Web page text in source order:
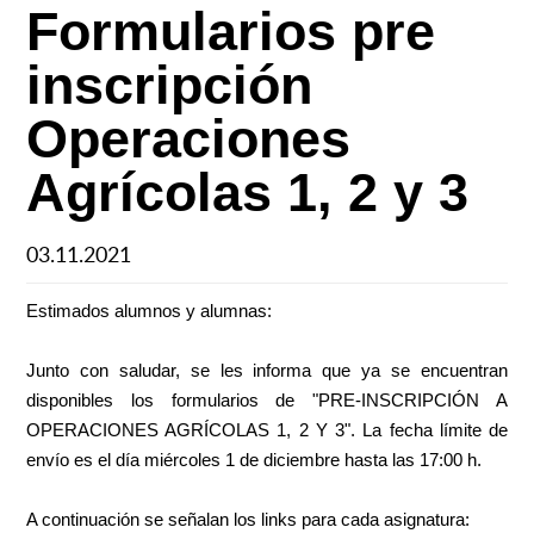
Formularios pre
inscripción
Operaciones
Agrícolas 1, 2 y 3
03.11.2021
Estimados alumnos y alumnas:
Junto con saludar, se les informa que ya se encuentran
disponibles los formularios de "PRE-INSCRIPCIÓN A
OPERACIONES AGRÍCOLAS 1, 2 Y 3". La fecha límite de
envío es el día miércoles 1 de diciembre hasta las 17:00 h.
A continuación se señalan los links para cada asignatura: